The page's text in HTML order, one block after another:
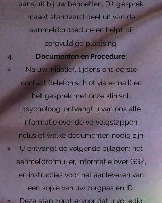
aansluit bij uw behoeften. Dit gesprek
maakt standaard deel uit van de
aanmeldprocedure en helpt bij
zorgvuldige plaatsing.
Documenten en Procedure:
Na uw initiatief, tijdens ons eerste
contact (telefonisch of via e-mail) en
het gesprek met onze klinisch
psycholoog, ontvangt u van ons alle
informatie over de vervolgstappen,
inclusief welke documenten nodig zijn.
U ontvangt de volgende bijlagen: het
aanmeldformulier, informatie over GGZ,
en instructies voor het aanleveren van
een kopie van uw zorgpas en ID.
Deze stap zorgt ervoor dat u volledig